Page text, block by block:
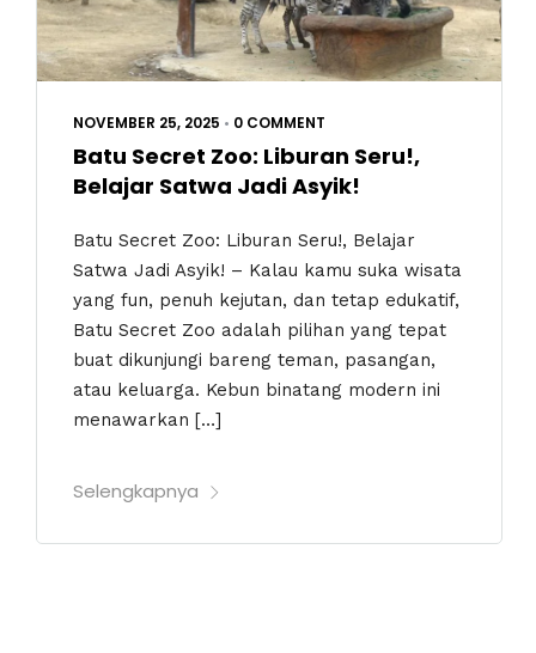
NOVEMBER 25, 2025 • 0 COMMENT
Batu Secret Zoo: Liburan Seru!,
Belajar Satwa Jadi Asyik!
Batu Secret Zoo: Liburan Seru!, Belajar
Satwa Jadi Asyik! – Kalau kamu suka wisata
yang fun, penuh kejutan, dan tetap edukatif,
Batu Secret Zoo adalah pilihan yang tepat
buat dikunjungi bareng teman, pasangan,
atau keluarga. Kebun binatang modern ini
menawarkan […]
Selengkapnya